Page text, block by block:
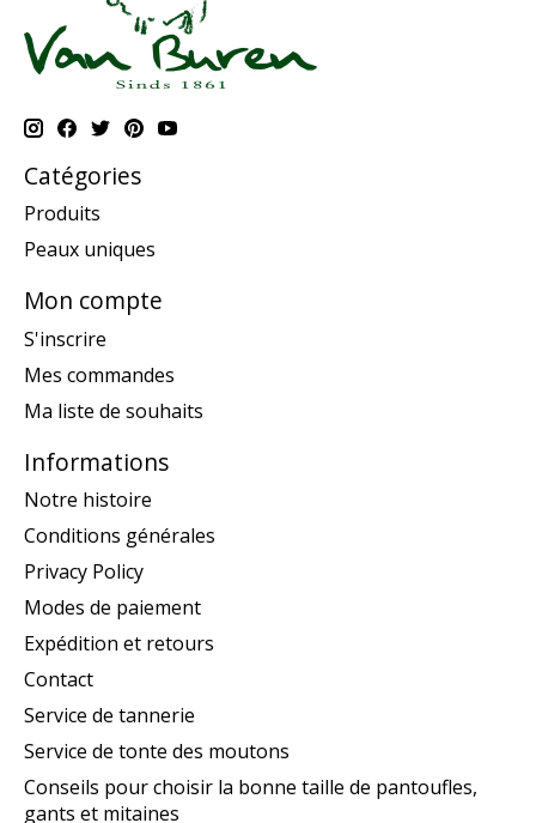
Catégories
Produits
Peaux uniques
Mon compte
S'inscrire
Mes commandes
Ma liste de souhaits
Informations
Notre histoire
Conditions générales
Privacy Policy
Modes de paiement
Expédition et retours
Contact
Service de tannerie
Service de tonte des moutons
Conseils pour choisir la bonne taille de pantoufles,
gants et mitaines